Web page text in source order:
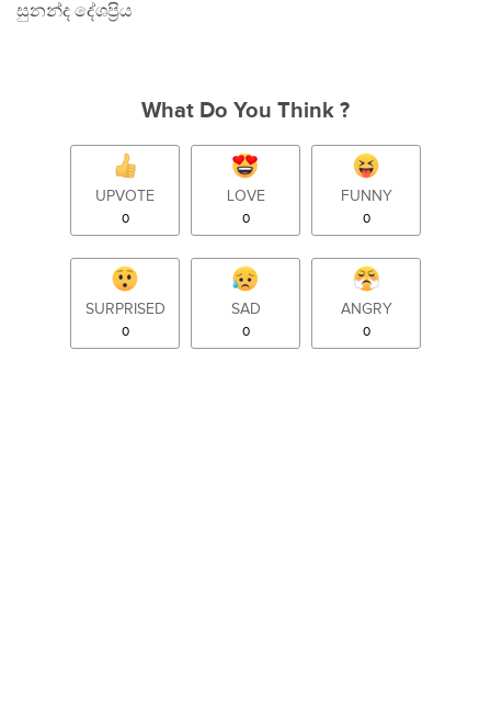
සුනන්ද දේශප්‍රිය
What Do You Think ?
UPVOTE
0
LOVE
0
FUNNY
0
SURPRISED
0
SAD
0
ANGRY
0